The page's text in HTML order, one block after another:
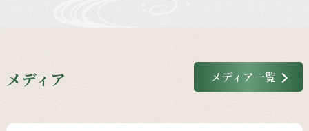
メディア メディア一覧